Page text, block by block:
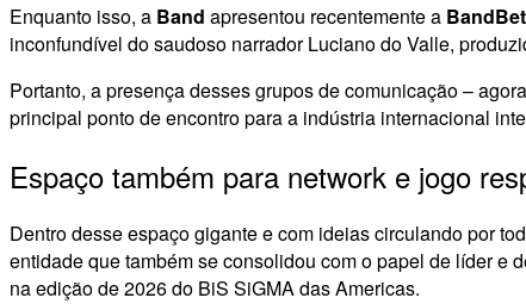
Enquanto isso, a Band apresentou recentemente a BandBet
inconfundível do saudoso narrador Luciano do Valle,
Portanto, a presença desses grupos de comunicação –
principal ponto de encontro para a indústria internacional
Espaço também para network e jogo
Dentro desse espaço gigante e com ideias circulando por
entidade que também se consolidou com o papel de líder e
na edição de 2026 do BiS SiGMA das Americas.